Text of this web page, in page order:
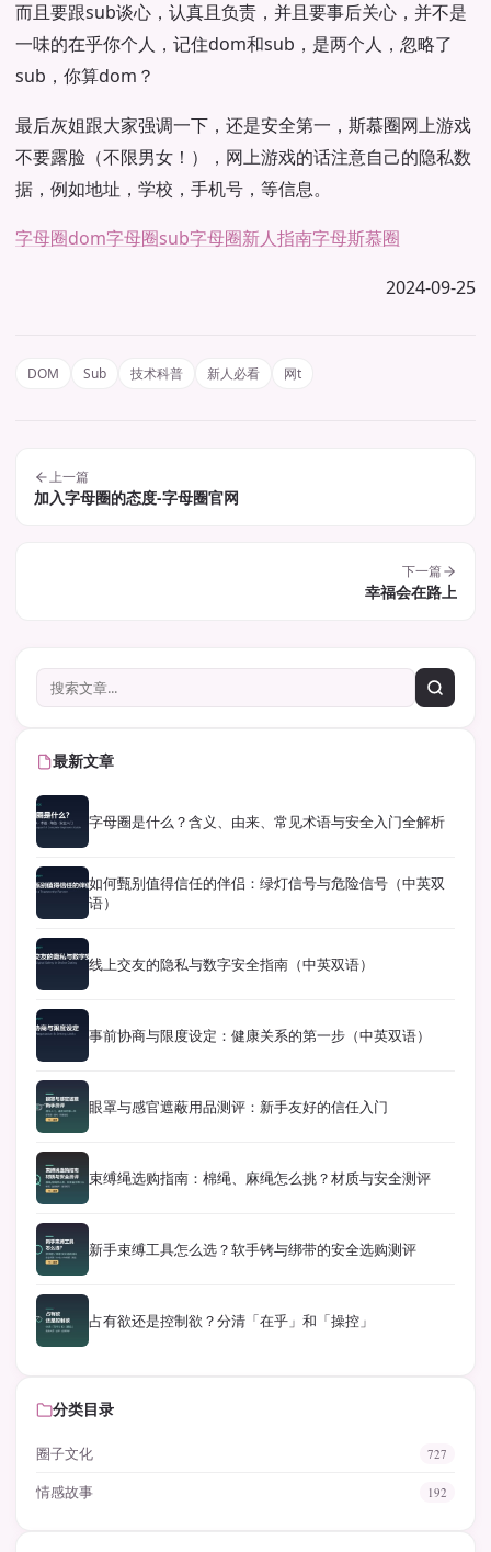
而且要跟sub谈心，认真且负责，并且要事后关心，并不是
一味的在乎你个人，记住dom和sub，是两个人，忽略了
sub，你算dom？
最后灰姐跟大家强调一下，还是安全第一，斯慕圈网上游戏
不要露脸（不限男女！），网上游戏的话注意自己的隐私数
据，例如地址，学校，手机号，等信息。
字母圈dom字母圈sub字母圈新人指南字母斯慕圈
2024-09-25
DOM Sub 技术科普 新人必看 网t
上一篇
加入字母圈的态度-字母圈官网
下一篇
幸福会在路上
最新文章
字母圈是什么？含义、由来、常见术语与安全入门全解析
如何甄别值得信任的伴侣：绿灯信号与危险信号（中英双
语）
线上交友的隐私与数字安全指南（中英双语）
事前协商与限度设定：健康关系的第一步（中英双语）
眼罩与感官遮蔽用品测评：新手友好的信任入门
束缚绳选购指南：棉绳、麻绳怎么挑？材质与安全测评
新手束缚工具怎么选？软手铐与绑带的安全选购测评
占有欲还是控制欲？分清「在乎」和「操控」
分类目录
圈子文化 727
情感故事 192